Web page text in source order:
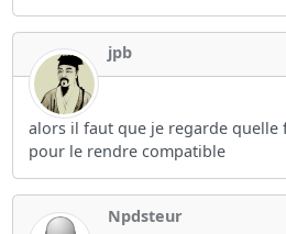
jpb
alors il faut que je regarde quelle
pour le rendre compatible
Npdsteur